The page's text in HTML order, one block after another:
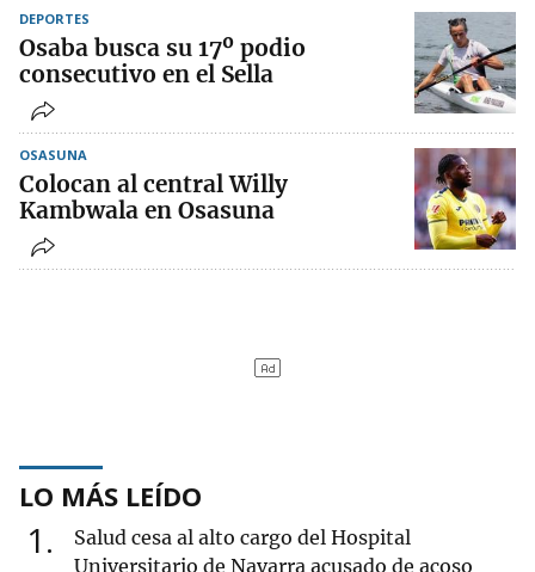
DEPORTES
Osaba busca su 17º podio
consecutivo en el Sella
OSASUNA
Colocan al central Willy
Kambwala en Osasuna
LO MÁS LEÍDO
1
Salud cesa al alto cargo del Hospital
Universitario de Navarra acusado de acoso